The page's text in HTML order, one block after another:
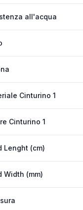
all'acqua
Cinturino 1
Cinturino 1
Lenght (cm)
Width (mm)